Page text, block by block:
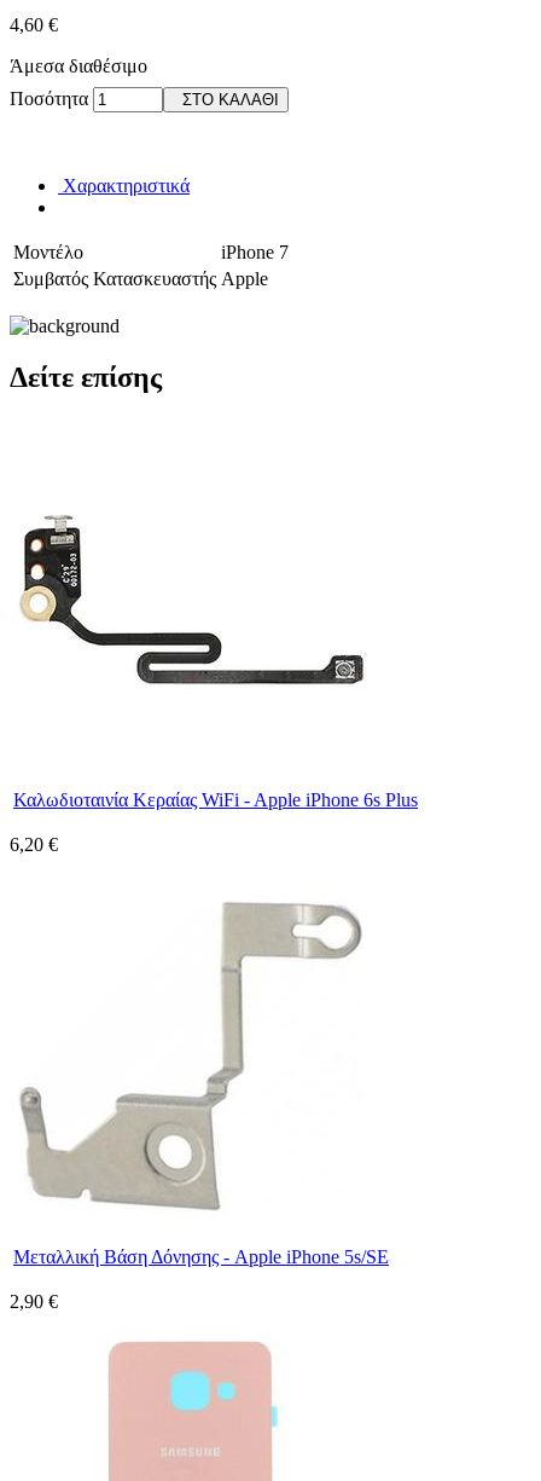
4,60 €
Άμεσα διαθέσιμο
Ποσότητα
ΣΤΟ ΚΑΛΑΘΙ
Χαρακτηριστικά
Μοντέλο
iPhone 7
Συμβατός Κατασκευαστής Apple
Δείτε επίσης
Καλωδιοταινία Κεραίας WiFi - Apple iPhone 6s Plus
6,20 €
Μεταλλική Βάση Δόνησης - Apple iPhone 5s/SE
2,90 €